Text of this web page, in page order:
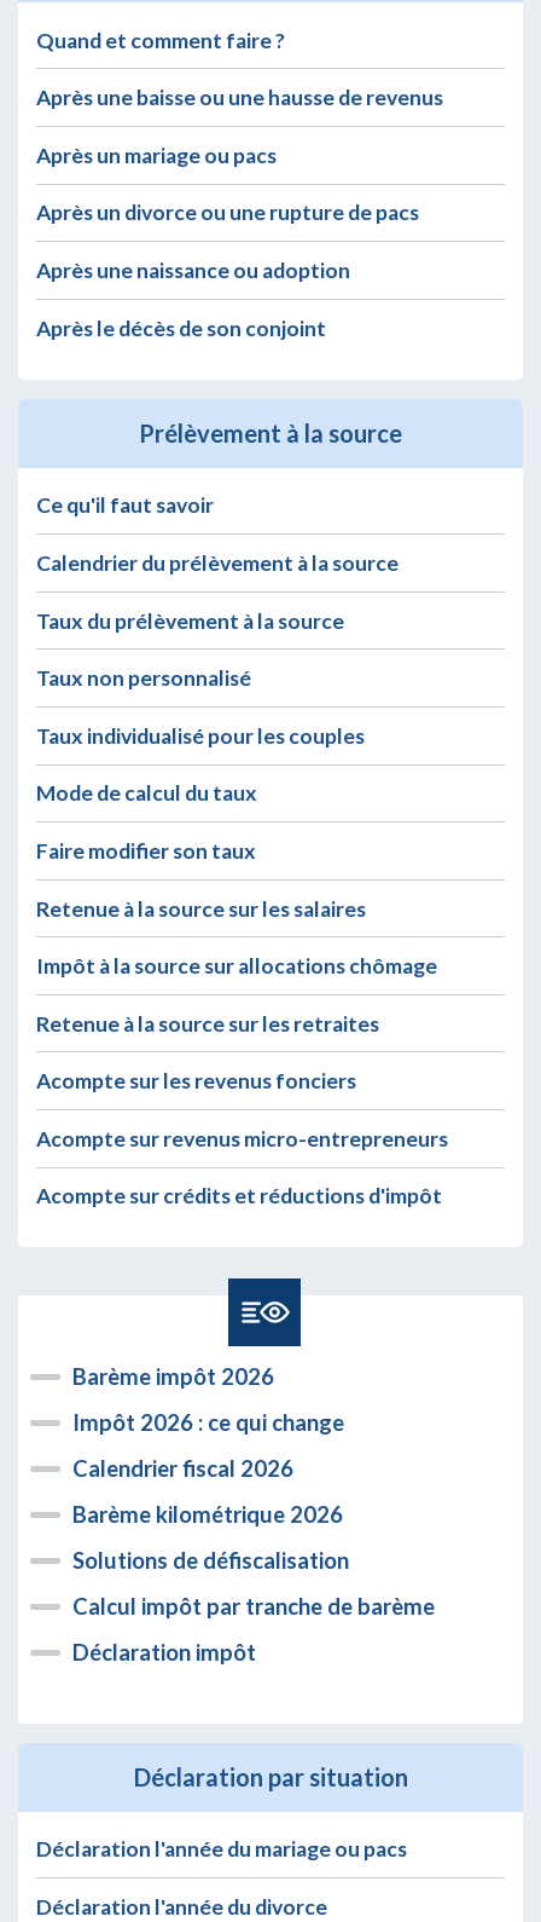
Quand et comment faire ?
Après une baisse ou une hausse de revenus
Après un mariage ou pacs
Après un divorce ou une rupture de pacs
Après une naissance ou adoption
Après le décès de son conjoint
Prélèvement à la source
Ce qu'il faut savoir
Calendrier du prélèvement à la source
Taux du prélèvement à la source
Taux non personnalisé
Taux individualisé pour les couples
Mode de calcul du taux
Faire modifier son taux
Retenue à la source sur les salaires
Impôt à la source sur allocations chômage
Retenue à la source sur les retraites
Acompte sur les revenus fonciers
Acompte sur revenus micro-entrepreneurs
Acompte sur crédits et réductions d'impôt
Barème impôt 2026
Impôt 2026 : ce qui change
Calendrier fiscal 2026
Barème kilométrique 2026
Solutions de défiscalisation
Calcul impôt par tranche de barème
Déclaration impôt
Déclaration par situation
Déclaration l'année du mariage ou pacs
Déclaration l'année du divorce